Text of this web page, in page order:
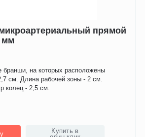
прямой
мм
бранши, на которых расположены
см. Длина рабочей зоны - 2 см.
колец - 2,5 см.
Купить в